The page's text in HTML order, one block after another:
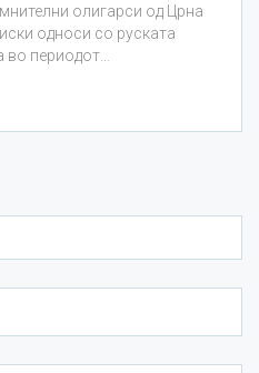
олигарси од Црна
односи со руската
во периодот…